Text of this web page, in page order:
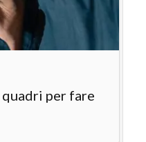
quadri per fare